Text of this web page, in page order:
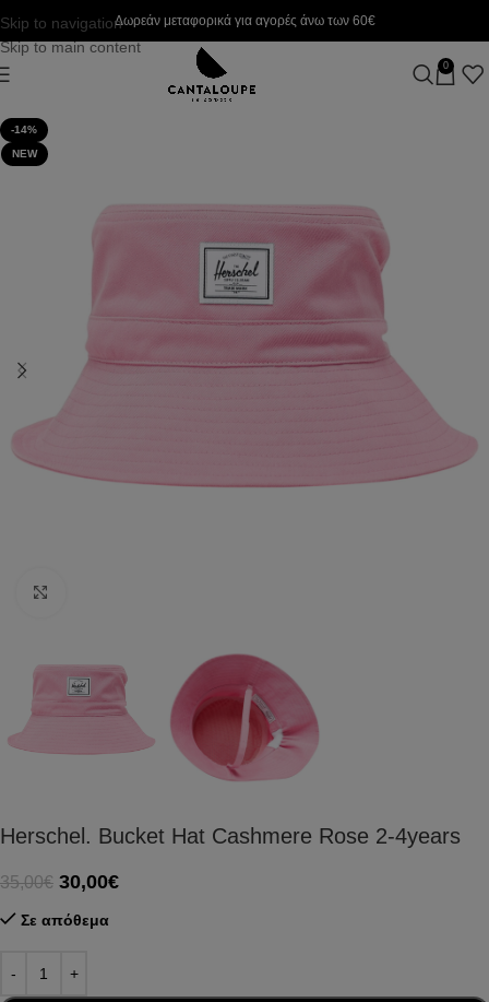
Skip to navigation
Skip to main content
Δωρεάν μεταφορικά για αγορές άνω των 60€
0
-14%
NEW
Herschel. Bucket Hat Cashmere Rose 2-4years
35,00€ 30,00€
Σε απόθεμα